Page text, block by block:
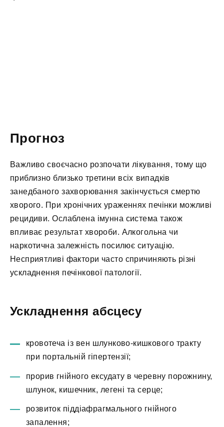
Прогноз
Важливо своєчасно розпочати лікування, тому що
приблизно близько третини всіх випадків
занедбаного захворювання закінчується смертю
хворого. При хронічних ураженнях печінки можливі
рецидиви. Ослаблена імунна система також
впливає результат хвороби. Алкогольна чи
наркотична залежність посилює ситуацію.
Несприятливі фактори часто спричиняють різні
ускладнення печінкової патології.
Ускладнення абсцесу
кровотеча із вен шлунково-кишкового тракту
при портальній гіпертензії;
прорив гнійного ексудату в черевну порожнину,
шлунок, кишечник, легені та серце;
розвиток піддіафрагмального гнійного
запалення;